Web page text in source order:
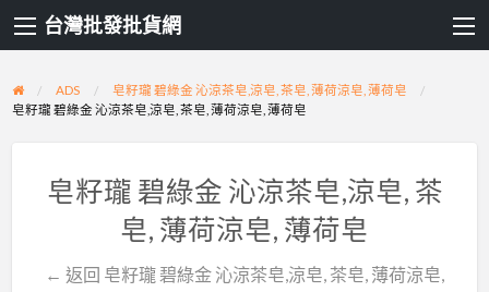
台灣批發批貨網
ADS
皂籽瓏 碧綠金 沁涼茶皂,涼皂, 茶皂, 薄荷涼皂, 薄荷皂
皂籽瓏 碧綠金 沁涼茶皂,涼皂, 茶皂, 薄荷涼皂, 薄荷皂
皂籽瓏 碧綠金 沁涼茶皂,涼皂, 茶
皂, 薄荷涼皂, 薄荷皂
← 返回 皂籽瓏 碧綠金 沁涼茶皂,涼皂, 茶皂, 薄荷涼皂,